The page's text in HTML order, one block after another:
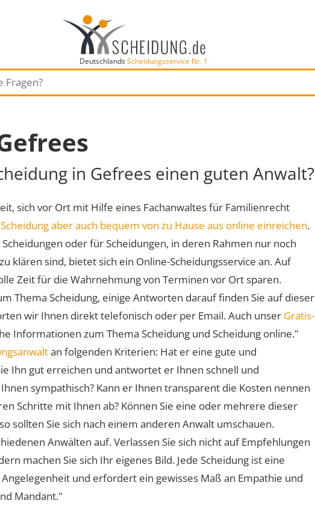
DeutschlandsScheidungsservice Nr. 1
in Gefrees einen guten Anwalt?
sich vor Ort mit Hilfe eines Fachanwaltes für Familienrecht
Scheidung aber auch bequem von zu Hause aus online einreichen.
oder für Scheidungen, in deren Rahmen nur noch
klären sind, bietet sich ein Online-Scheidungsservice an. Auf
Zeit für die Wahrnehmung von Terminen vor Ort sparen.
Thema Scheidung, einige Antworten darauf finden Sie auf dieser
wir Ihnen direkt telefonisch oder per Email. Auch unser Gratis-
Informationen zum Thema Scheidung und Scheidung online."
an folgenden Kriterien: Hat er eine gute und
Ihn gut erreichen und antwortet er Ihnen schnell und
sympathisch? Kann er Ihnen transparent die Kosten nennen
Schritte mit Ihnen ab? Können Sie eine oder mehrere dieser
sollten Sie sich nach einem anderen Anwalt umschauen.
Anwälten auf. Verlassen Sie sich nicht auf Empfehlungen
machen Sie sich Ihr eigenes Bild. Jede Scheidung ist eine
und erfordert ein gewisses Maß an Empathie und
Mandant."